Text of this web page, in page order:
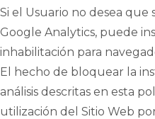
Si el Usuario no desea que
Google Analytics, puede
inhabilitación para
El hecho de bloquear la
análisis descritas en esta
utilización del Sitio Web